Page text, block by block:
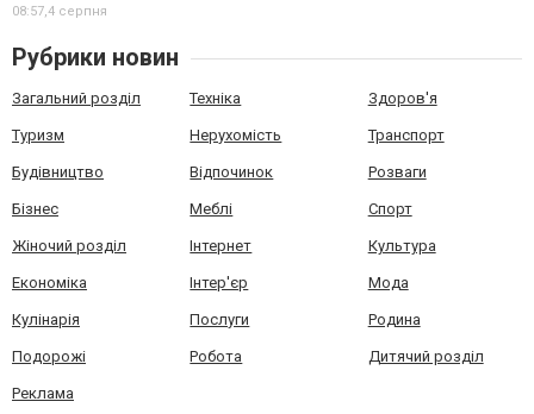
08:57,4 серпня
Рубрики новин
Загальний розділ Техніка Здоров'я
Туризм Нерухомість Транспорт
Будівництво Відпочинок Розваги
Бізнес Меблі Спорт
Жіночий розділ Інтернет Культура
Економіка Інтер'єр Мода
Кулінарія Послуги Родина
Подорожі Робота Дитячий розділ
Реклама